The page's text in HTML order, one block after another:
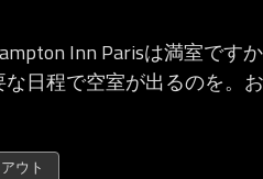
Inn Parisは満室です
な日程で空室が出るのを。
ウト